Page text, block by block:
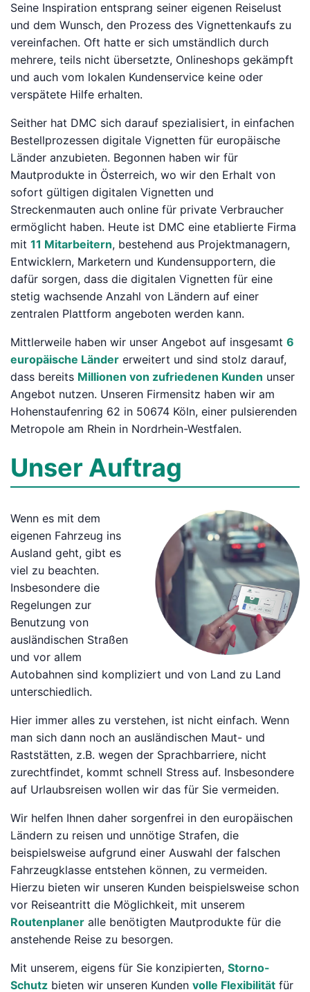
Seine Inspiration entsprang seiner eigenen Reiselust
und dem Wunsch, den Prozess des Vignettenkaufs zu
vereinfachen. Oft hatte er sich umständlich durch
mehrere, teils nicht übersetzte, Onlineshops gekämpft
und auch vom lokalen Kundenservice keine oder
verspätete Hilfe erhalten.
Seither hat DMC sich darauf spezialisiert, in einfachen
Bestellprozessen digitale Vignetten für europäische
Länder anzubieten. Begonnen haben wir für
Mautprodukte in Österreich, wo wir den Erhalt von
sofort gültigen digitalen Vignetten und
Streckenmauten auch online für private Verbraucher
ermöglicht haben. Heute ist DMC eine etablierte Firma
mit 11 Mitarbeitern, bestehend aus Projektmanagern,
Entwicklern, Marketern und Kundensupportern, die
dafür sorgen, dass die digitalen Vignetten für eine
stetig wachsende Anzahl von Ländern auf einer
zentralen Plattform angeboten werden kann.
Mittlerweile haben wir unser Angebot auf insgesamt 6
europäische Länder erweitert und sind stolz darauf,
dass bereits Millionen von zufriedenen Kunden unser
Angebot nutzen. Unseren Firmensitz haben wir am
Hohenstaufenring 62 in 50674 Köln, einer pulsierenden
Metropole am Rhein in Nordrhein-Westfalen.
Unser Auftrag
Wenn es mit dem
eigenen Fahrzeug ins
Ausland geht, gibt es
viel zu beachten.
Insbesondere die
Regelungen zur
Benutzung von
ausländischen Straßen
und vor allem
Autobahnen sind kompliziert und von Land zu Land
unterschiedlich.
Hier immer alles zu verstehen, ist nicht einfach. Wenn
man sich dann noch an ausländischen Maut- und
Raststätten, z.B. wegen der Sprachbarriere, nicht
zurechtfindet, kommt schnell Stress auf. Insbesondere
auf Urlaubsreisen wollen wir das für Sie vermeiden.
Wir helfen Ihnen daher sorgenfrei in den europäischen
Ländern zu reisen und unnötige Strafen, die
beispielsweise aufgrund einer Auswahl der falschen
Fahrzeugklasse entstehen können, zu vermeiden.
Hierzu bieten wir unseren Kunden beispielsweise schon
vor Reiseantritt die Möglichkeit, mit unserem
Routenplaner alle benötigten Mautprodukte für die
anstehende Reise zu besorgen.
Mit unserem, eigens für Sie konzipierten, Storno-
Schutz bieten wir unseren Kunden volle Flexibilität für